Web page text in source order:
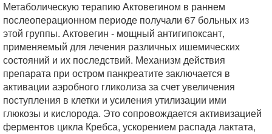
Метаболическую терапию Актовегином в раннем
послеоперационном периоде получали 67 больных из
этой группы. Актовегин - мощный антигипоксант,
применяемый для лечения различных ишемических
состояний и их последствий. Механизм действия
препарата при остром панкреатите заключается в
активации аэробного гликолиза за счет увеличения
поступления в клетки и усиления утилизации ими
глюкозы и кислорода. Это сопровождается активизацией
ферментов цикла Кребса, ускорением распада лактата,